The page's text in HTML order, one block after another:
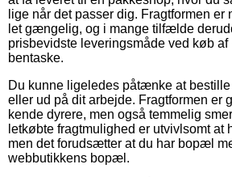
lige når det passer dig. Fragtformen
let gængelig, og i mange tilfælde
prisbevidste leveringsmåde ved køb af
bentaske.
Du kunne ligeledes påtænke at
eller ud på dit arbejde. Fragtformen er
kende dyrere, men også temmelig
letkøbte fragtmulighed er utvivlsomt at
men det forudsætter at du har bopæl
webbutikkens bopæl.